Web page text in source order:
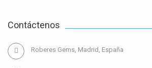
Contáctenos
Roberes Gems, Madrid, España